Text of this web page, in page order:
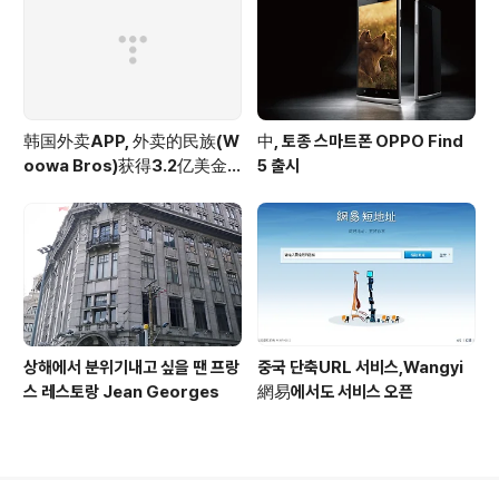
韩国外卖APP, 外卖的民族(W
oowa Bros)获得3.2亿美金
中, 토종 스마트폰 OPPO Find
5 출시
상해에서 분위기내고 싶을 땐 프랑
스 레스토랑 Jean Georges
중국 단축URL 서비스,Wangyi
網易에서도 서비스 오픈